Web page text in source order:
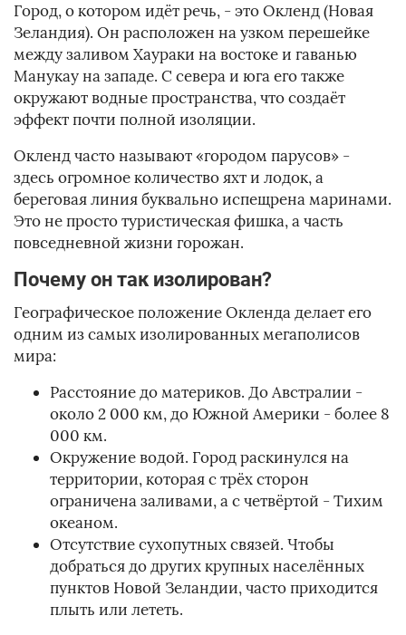
Город, о котором идёт речь, - это Окленд (Новая
Зеландия). Он расположен на узком перешейке
между заливом Хаураки на востоке и гаванью
Манукау на западе. С севера и юга его также
окружают водные пространства, что создаёт
эффект почти полной изоляции.
Окленд часто называют «городом парусов» -
здесь огромное количество яхт и лодок, а
береговая линия буквально испещрена маринами.
Это не просто туристическая фишка, а часть
повседневной жизни горожан.
Почему он так изолирован?
Географическое положение Окленда делает его
одним из самых изолированных мегаполисов
мира:
Расстояние до материков. До Австралии -
около 2 000 км, до Южной Америки - более 8
000 км.
Окружение водой. Город раскинулся на
территории, которая с трёх сторон
ограничена заливами, а с четвёртой - Тихим
океаном.
Отсутствие сухопутных связей. Чтобы
добраться до других крупных населённых
пунктов Новой Зеландии, часто приходится
плыть или лететь.